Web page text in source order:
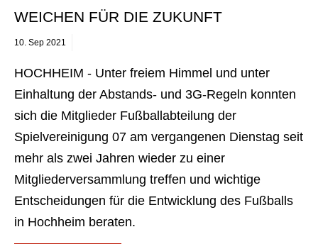
WEICHEN FÜR DIE ZUKUNFT
10. Sep 2021
HOCHHEIM - Unter freiem Himmel und unter
Einhaltung der Abstands- und 3G-Regeln konnten
sich die Mitglieder Fußballabteilung der
Spielvereinigung 07 am vergangenen Dienstag seit
mehr als zwei Jahren wieder zu einer
Mitgliederversammlung treffen und wichtige
Entscheidungen für die Entwicklung des Fußballs
in Hochheim beraten.